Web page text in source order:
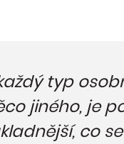
typ
jiného, je
co